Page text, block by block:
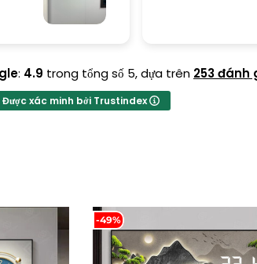
: 4.9 trong tổng số 5,dựa trên 253 đánh
Được xác minh bởi Trustindex
-49%